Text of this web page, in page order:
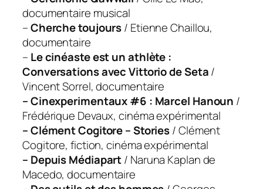
documentaire musical
–Cherche toujours/ Etienne Chaillou,
documentaire
– Le cinéaste est un athlète :
Conversations avec Vittorio de Seta/
Vincent Sorrel, documentaire
– Cinexperimentaux #6 : Marcel Hanoun /
Frédérique Devaux, cinéma expérimental
– Clément Cogitore – Stories/ Clément
Cogitore, fiction, cinéma expérimental
– Depuis Médiapart/ Naruna Kaplan de
Macedo, documentaire